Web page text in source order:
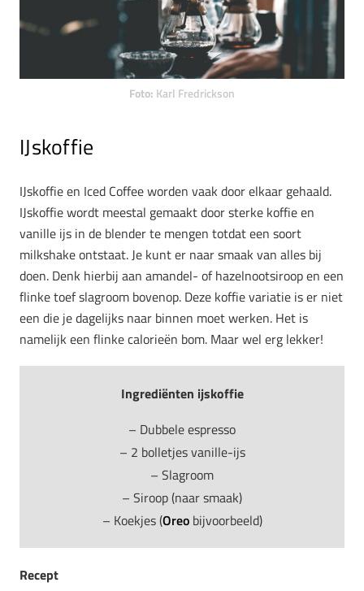
Foto: Karl Fredrickson
IJskoffie
IJskoffie en Iced Coffee worden vaak door elkaar gehaald.
IJskoffie wordt meestal gemaakt door sterke koffie en
vanille ijs in de blender te mengen totdat een soort
milkshake ontstaat. Je kunt er naar smaak van alles bij
doen. Denk hierbij aan amandel- of hazelnootsiroop en een
flinke toef slagroom bovenop. Deze koffie variatie is er niet
een die je dagelijks naar binnen moet werken. Het is
namelijk een flinke calorieën bom. Maar wel erg lekker!
Ingrediënten ijskoffie
– Dubbele espresso
– 2 bolletjes vanille-ijs
– Slagroom
– Siroop (naar smaak)
– Koekjes (Oreobijvoorbeeld)
Recept